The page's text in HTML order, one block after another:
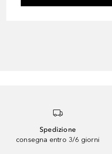
Spedizione
consegna entro 3/6 giorni